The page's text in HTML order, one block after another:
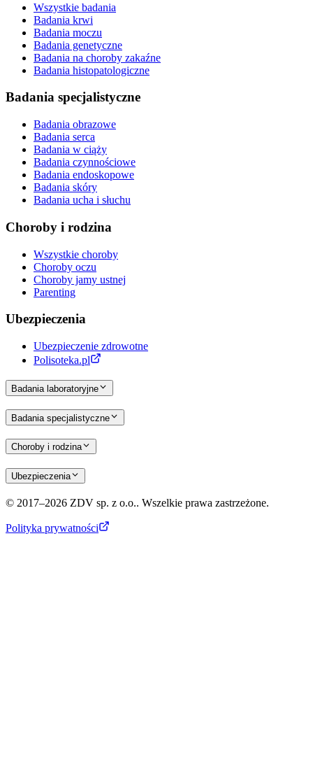
Wszystkie badania
Badania krwi
Badania moczu
Badania genetyczne
Badania na choroby zakaźne
Badania histopatologiczne
Badania specjalistyczne
Badania obrazowe
Badania serca
Badania w ciąży
Badania czynnościowe
Badania endoskopowe
Badania skóry
Badania ucha i słuchu
Choroby i rodzina
Wszystkie choroby
Choroby oczu
Choroby jamy ustnej
Parenting
Ubezpieczenia
Ubezpieczenie zdrowotne
Polisoteka.pl
Badania laboratoryjne
Badania specjalistyczne
Choroby i rodzina
Ubezpieczenia
© 2017–2026 ZDV sp. z o.o.. Wszelkie prawa zastrzeżone.
Polityka prywatności